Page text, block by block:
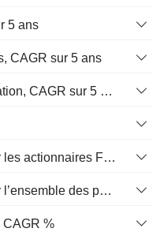
5 ans
CAGR sur 5 ans
Flux de trésorerie d’exploitation, CAGR sur 5 ans
Flux de trésorerie libre pour les actionnaires FCFE, CAGR sur 5 ans
Flux de trésorerie libre pour l’ensemble des pourvoyeurs de fonds (créanciers et actionnaires) FCFF, CAGR sur 5 ans
CAGR %